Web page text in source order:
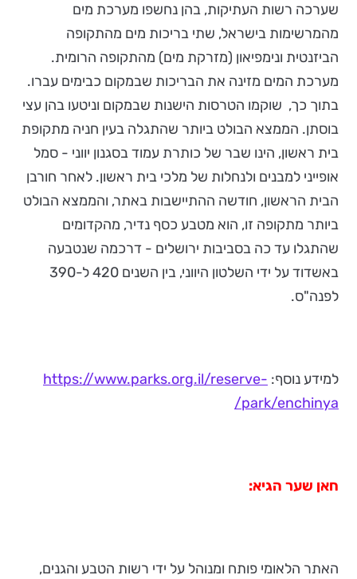
שערכה רשות העתיקות, בהן נחשפו מערכת מים
מהמרשימות בישראל, שתי בריכות מים מהתקופה
הביזנטית ונימפיאון (מזרקת מים) מהתקופה הרומית.
מערכת המים מזינה את הבריכות שבמקום כבימים עברו.
בתוך כך, שוקמו הטרסות הישנות שבמקום וניטעו בהן עצי
בוסתן. הממצא הבולט ביותר שהתגלה בעין חניה מתקופת
בית ראשון, הינו שבר של כותרת עמוד בסגנון יווני - סמל
אופייני למבנים ולנחלות של מלכי בית ראשון. לאחר חורבן
הבית הראשון, חודשה ההתיישבות באתר, והממצא הבולט
ביותר מתקופה זו, הוא מטבע כסף נדיר, מהקדומים
שהתגלו עד כה בסביבות ירושלים - דרכמה שנטבעה
באשדוד על ידי השלטון היווני, בין השנים 420 ל-390
לפנה"ס.
למידע נוסף: https://www.parks.org.il/reserve-
park/enchinya/
חאן שער הגיא:
האתר הלאומי פותח ומנוהל על ידי רשות הטבע והגנים,